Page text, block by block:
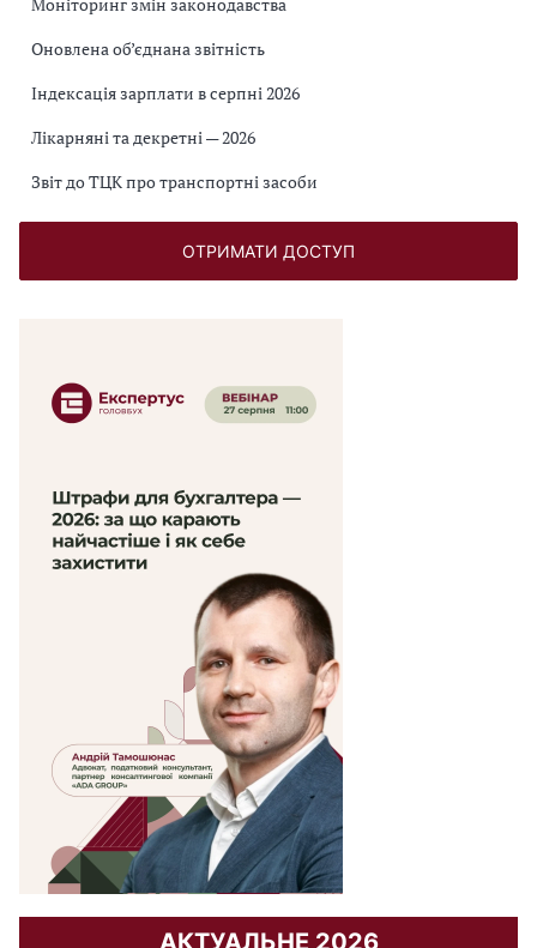
Оновлена об’єднана звітність
Індексація зарплати в серпні 2026
Лікарняні та декретні — 2026
Звіт до ТЦК про транспортні засоби
ОТРИМАТИ ДОСТУП
АКТУАЛЬНЕ 2026